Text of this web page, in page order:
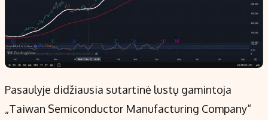
Pasaulyje didžiausia sutartinė lustų gamintoja
„Taiwan Semiconductor Manufacturing Company“